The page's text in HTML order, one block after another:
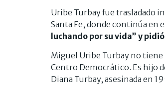
Uribe Turbay fue trasladado
Santa Fe, donde continúa en
luchando por su vida” y
Miguel Uribe Turbay no
Centro Democrático. Es hijo
Diana Turbay, asesinada en